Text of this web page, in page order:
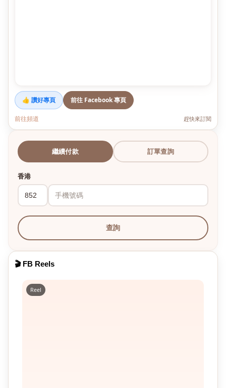
👍 讚好專頁 前往 Facebook 專頁
前往頻道 趕快來訂閱
繼續付款 訂單查詢
香港
查詢
🎬 FB Reels
Reel